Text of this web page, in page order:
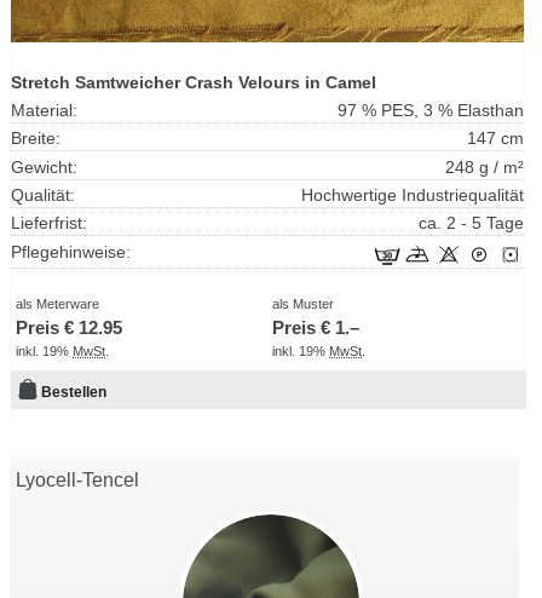
Stretch Samtweicher Crash Velours in Camel
Material:
97 % PES, 3 % Elasthan
Breite:
147 cm
Gewicht:
248 g / m²
Qualität:
Hochwertige Industriequalität
Lieferfrist:
ca. 2 - 5 Tage
Pflegehinweise:
als Meterware
Preis € 12.95
inkl. 19% MwSt
als Muster
Preis € 1.–
inkl. 19% MwSt
Bestellen
Lyocell-Tencel